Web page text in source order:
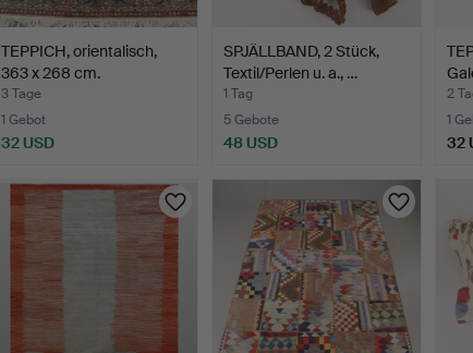
TEPPICH, orientalisch,
363 x 268 cm.
3 Tage
1 Gebot
32 USD
SPJÄLLBAND, 2 Stück,
Textil/Perlen u. a., …
1 Tag
5 Gebote
48 USD
2
1
32